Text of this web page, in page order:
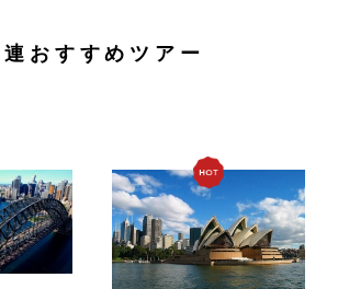
連おすすめツアー